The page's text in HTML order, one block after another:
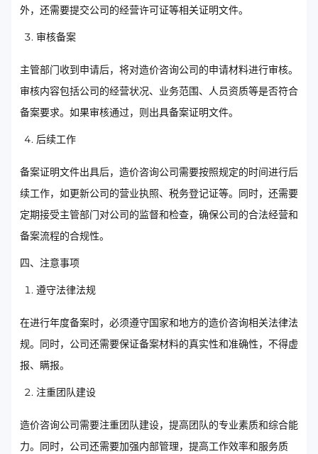
外，还需要提交公司的经营许可证等相关证明文件。
审核备案
主管部门收到申请后，将对造价咨询公司的申请材料进行审核。
审核内容包括公司的经营状况、业务范围、人员资质等是否符合
备案要求。如果审核通过，则出具备案证明文件。
后续工作
备案证明文件出具后，造价咨询公司需要按照规定的时间进行后
续工作，如更新公司的营业执照、税务登记证等。同时，还需要
定期接受主管部门对公司的监督和检查，确保公司的合法经营和
备案流程的合规性。
四、注意事项
遵守法律法规
在进行年度备案时，必须遵守国家和地方的造价咨询相关法律法
规。同时，公司还需要保证备案材料的真实性和准确性，不得虚
报、瞒报。
注重团队建设
造价咨询公司需要注重团队建设，提高团队的专业素质和综合能
力。同时，公司还需要加强内部管理，提高工作效率和服务质